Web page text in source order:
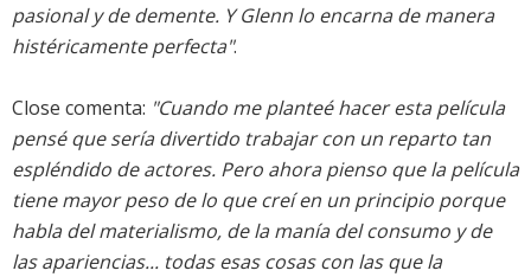
pasional y de demente. Y Glenn lo encarna de manera
histéricamente perfecta".
Close comenta: "Cuando me planteé hacer esta película
pensé que sería divertido trabajar con un reparto tan
espléndido de actores. Pero ahora pienso que la película
tiene mayor peso de lo que creí en un principio porque
habla del materialismo, de la manía del consumo y de
las apariencias... todas esas cosas con las que la